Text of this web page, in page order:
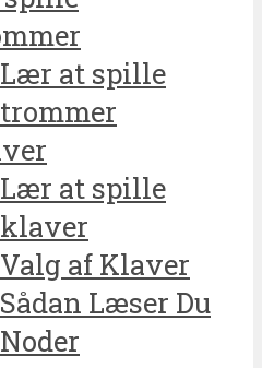
Lær at spille
trommer
Lær at spille
klaver
Valg af Klaver
Sådan Læser Du
Noder